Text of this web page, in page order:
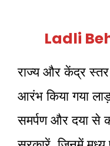
Ladli
राज्य और केंद्र स्तर
आरंभ किया गया
समर्पण और दया से